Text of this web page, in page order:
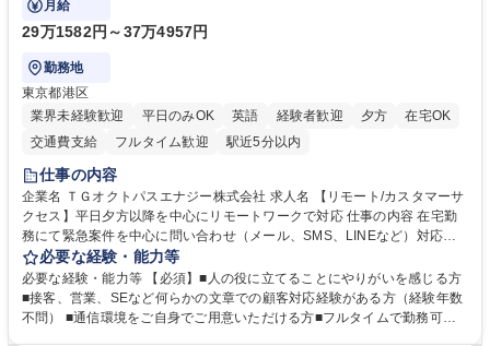
月給
29万1582円～37万4957円
勤務地
東京都港区
業界未経験歓迎
平日のみOK 英語 経験者歓迎 夕方
在宅OK
交通費支給
フルタイム歓迎 駅近5分以内
仕事の内容
企業名 ＴＧオクトパスエナジー株式会社 求人名 【リモート/カスタマーサ
クセス】平日夕方以降を中心にリモートワークで対応 仕事の内容 在宅勤
務にて緊急案件を中心に問い合わせ（メール、SMS、LINEなど）対応、
契約開始手続き処理などを行なっていただきます。カスタマーサクセス
（Digiops：デジオプス）と運用構築の業務となります。 ■お問い合わせ
対応業務全般（システム入力、契約手続き含む） ■デジタルコミュニケー
ションツール（メール、SMS、LINE等）を使用 ■お客様のニーズに応じた
必要な経験・能力等
必要な経験・能力等 【必須】■人の役に立てることにやりがいを感じる方
■接客、営業、SEなど何らかの文章での顧客対応経験がある方（経験年数
不問） ■通信環境をご自身でご用意いただける方■フルタイムで勤務可能